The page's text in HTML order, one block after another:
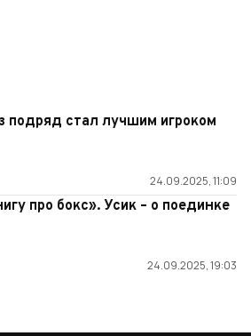
подряд стал лучшим игроком
24.09.2025, 11:09
про бокс». Усик – о поединке
24.09.2025, 19:03